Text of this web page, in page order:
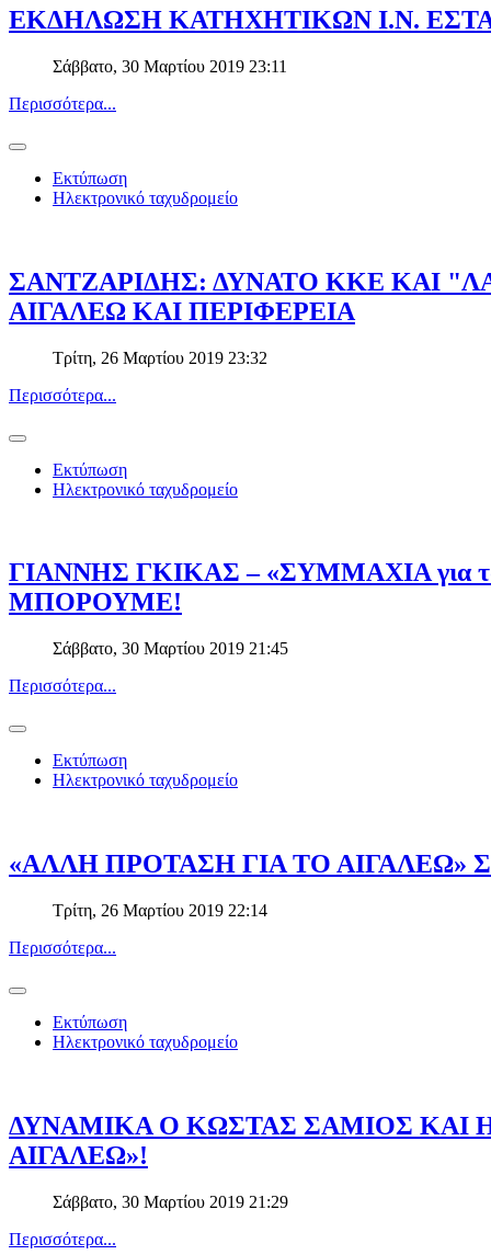
ΕΚΔΗΛΩΣΗ ΚΑΤΗΧΗΤΙΚΩΝ Ι.Ν.
Σάββατο, 30 Μαρτίου 2019 23:11
Περισσότερα...
Εκτύπωση
Ηλεκτρονικό ταχυδρομείο
ΣΑΝΤΖΑΡΙΔΗΣ: ΔΥΝΑΤΟ ΚΚΕ ΚΑΙ
ΑΙΓΑΛΕΩ ΚΑΙ ΠΕΡΙΦΕΡΕΙΑ
Τρίτη, 26 Μαρτίου 2019 23:32
Περισσότερα...
Εκτύπωση
Ηλεκτρονικό ταχυδρομείο
ΓΙΑΝΝΗΣ ΓΚΙΚΑΣ – «ΣΥΜΜΑΧΙΑ για
ΜΠΟΡΟΥΜΕ!
Σάββατο, 30 Μαρτίου 2019 21:45
Περισσότερα...
Εκτύπωση
Ηλεκτρονικό ταχυδρομείο
«ΑΛΛΗ ΠΡΟΤΑΣΗ ΓΙΑ ΤΟ ΑΙΓΑΛΕΩ»
Τρίτη, 26 Μαρτίου 2019 22:14
Περισσότερα...
Εκτύπωση
Ηλεκτρονικό ταχυδρομείο
ΔΥΝΑΜΙΚΑ Ο ΚΩΣΤΑΣ ΣΑΜΙΟΣ ΚΑΙ
ΑΙΓΑΛΕΩ»!
Σάββατο, 30 Μαρτίου 2019 21:29
Περισσότερα...